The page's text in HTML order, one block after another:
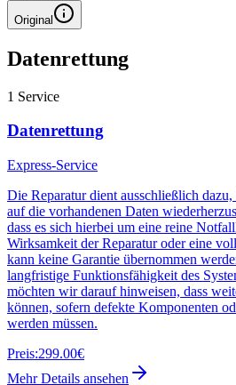
Original
Datenrettung
1 Service
Datenrettung
Express-Service
Die Reparatur dient ausschließlich
auf die vorhandenen Daten
dass es sich hierbei um eine reine
Wirksamkeit der Reparatur oder eine
kann keine Garantie übernommen
langfristige Funktionsfähigkeit des
möchten wir darauf hinweisen, dass
können, sofern defekte Komponenten
werden müssen.
Preis:299.00€
Mehr Details ansehen